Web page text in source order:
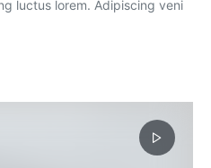
luctus lorem. Adipiscing veni